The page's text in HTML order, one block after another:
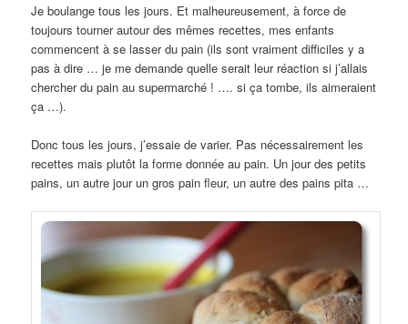
Je boulange tous les jours. Et malheureusement, à force de
toujours tourner autour des mêmes recettes, mes enfants
commencent à se lasser du pain (ils sont vraiment difficiles y a
pas à dire … je me demande quelle serait leur réaction si j’allais
chercher du pain au supermarché ! …. si ça tombe, ils aimeraient
ça …).
Donc tous les jours, j’essaie de varier. Pas nécessairement les
recettes mais plutôt la forme donnée au pain. Un jour des petits
pains, un autre jour un gros pain fleur, un autre des pains pita …